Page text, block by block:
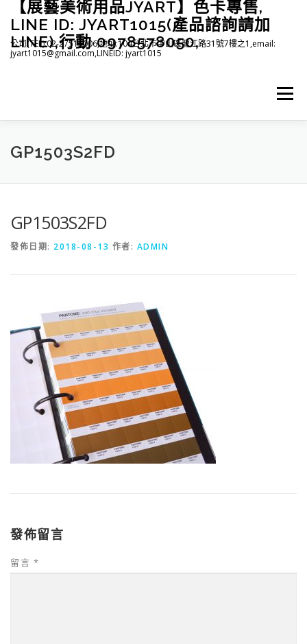
【展藝美術用品JYART】色卡專售,
LINE ID: JYART1015(產品諮詢請加
LINE),行動 0978578050,
公司(TEL):02-27515006,地址:104台北市中山區龍江路31號7樓之1,email:
jyart1015@gmail.com,LINEID: jyart1015
選單
首頁 紡織系列
GP1503S2FD
GP1503S2FD
發佈日期: 2018-08-13 作者: ADMIN
發佈留言
留言 *